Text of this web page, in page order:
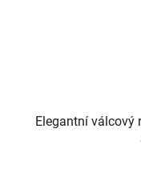
Elegantní válcový